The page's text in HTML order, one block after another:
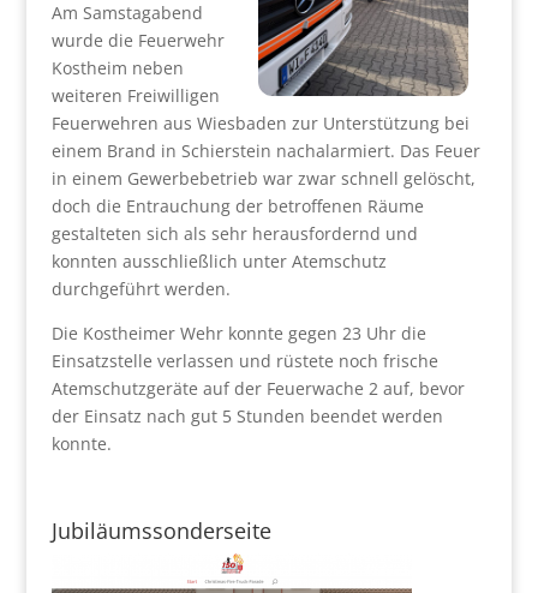
Am Samstagabend
wurde die Feuerwehr
Kostheim neben
weiteren Freiwilligen
Feuerwehren aus Wiesbaden zur Unterstützung bei
einem Brand in Schierstein nachalarmiert. Das Feuer
in einem Gewerbebetrieb war zwar schnell gelöscht,
doch die Entrauchung der betroffenen Räume
gestalteten sich als sehr herausfordernd und
konnten ausschließlich unter Atemschutz
durchgeführt werden.
Die Kostheimer Wehr konnte gegen 23 Uhr die
Einsatzstelle verlassen und rüstete noch frische
Atemschutzgeräte auf der Feuerwache 2 auf, bevor
der Einsatz nach gut 5 Stunden beendet werden
konnte.
Jubiläumssonderseite